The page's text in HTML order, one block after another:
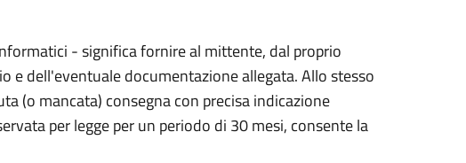
- significa fornire al mittente, dal proprio
e dell'eventuale documentazione allegata. Allo stesso
(o mancata) consegna con precisa indicazione
per legge per un periodo di 30 mesi, consente la